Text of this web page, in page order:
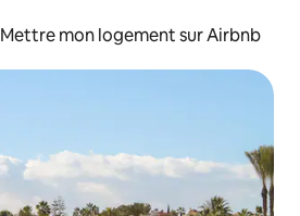
Mettre mon logement sur Airbnb